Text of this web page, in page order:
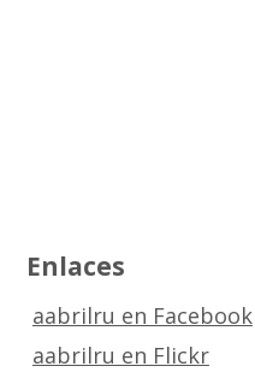
Enlaces
aabrilru en Facebook
aabrilru en Flickr